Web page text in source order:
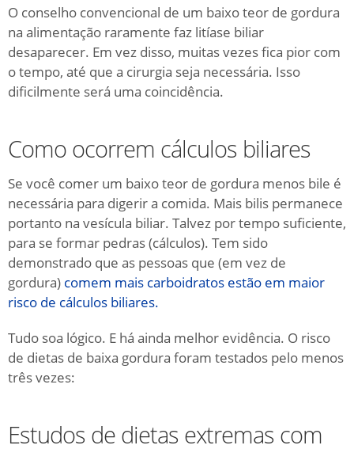
O conselho convencional de um baixo teor de gordura
na alimentação raramente faz litíase biliar
desaparecer. Em vez disso, muitas vezes fica pior com
o tempo, até que a cirurgia seja necessária. Isso
dificilmente será uma coincidência.
Como ocorrem cálculos biliares
Se você comer um baixo teor de gordura menos bile é
necessária para digerir a comida. Mais bilis permanece
portanto na vesícula biliar. Talvez portempo suficiente,
para se formar pedras (cálculos). Tem sido
demonstrado que as pessoas que (em vez de
gordura) comem mais carboidratos estão em maior
risco de cálculos biliares.
Tudo soa lógico. E há ainda melhor evidência. O risco
de dietas de baixa gordura foram testados pelo menos
três vezes:
Estudos de dietas extremas com